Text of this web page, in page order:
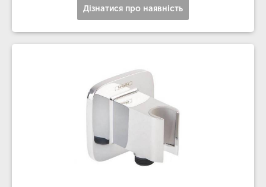
Дізнатися про наявність